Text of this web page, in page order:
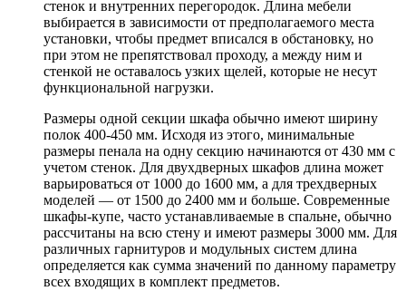
стенок и внутренних перегородок. Длина мебели
выбирается в зависимости от предполагаемого места
установки, чтобы предмет вписался в обстановку, но
при этом не препятствовал проходу, а между ним и
стенкой не оставалось узких щелей, которые не несут
функциональной нагрузки.
Размеры одной секции шкафа обычно имеют ширину
полок 400-450 мм. Исходя из этого, минимальные
размеры пенала на одну секцию начинаются от 430 мм с
учетом стенок. Для двухдверных шкафов длина может
варьироваться от 1000 до 1600 мм, а для трехдверных
моделей — от 1500 до 2400 мм и больше. Современные
шкафы-купе, часто устанавливаемые в спальне, обычно
рассчитаны на всю стену и имеют размеры 3000 мм. Для
различных гарнитуров и модульных систем длина
определяется как сумма значений по данному параметру
всех входящих в комплект предметов.